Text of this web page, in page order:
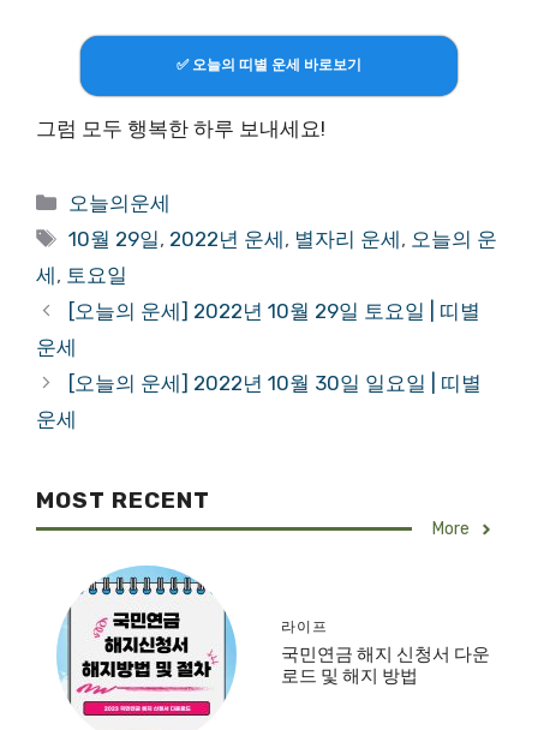
✅ 오늘의 띠별 운세 바로보기
그럼 모두 행복한 하루 보내세요!
Categories
오늘의운세
Tags
10월 29일, 2022년 운세 , 별자리 운세 , 오늘의 운
세 , 토요일
[오늘의 운세] 2022년 10월 29일 토요일 | 띠별
운세
[오늘의 운세] 2022년 10월 30일 일요일 | 띠별
운세
MOST RECENT
More
라이프
국민연금 해지 신청서 다운
로드 및 해지 방법